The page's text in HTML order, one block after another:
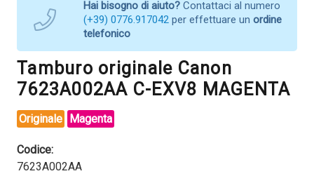
Hai bisogno di aiuto? Contattaci al numero
(+39) 0776.917042 per effettuare un ordine
telefonico
Tamburo originale Canon
7623A002AA C-EXV8 MAGENTA
Originale Magenta
Codice:
7623A002AA